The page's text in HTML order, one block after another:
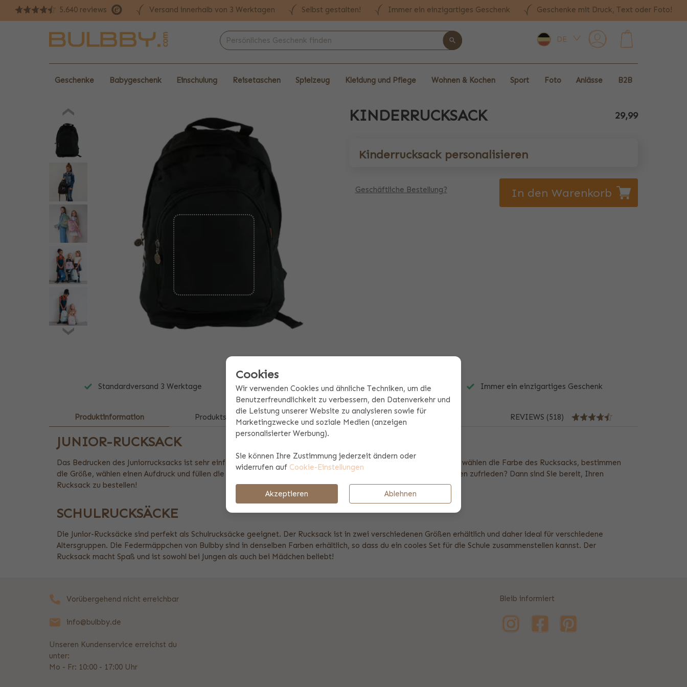
5.640 reviews Versand innerhalb von 3 Werktagen Selbst gestalten! Immer ein einzigartiges Geschenk Geschenke mit Druck, Text oder Foto!
DE
Geschenke Babygeschenk Einschulung Reisetaschen Spielzeug Kleidung und Pflege Wohnen & Kochen Sport Foto Anlässe B2B
KINDERRUCKSACK 29,99
Kinderrucksack personalisieren
Geschäftliche Bestellung? In den Warenkorb
Standardversand 3 Werktage Angebot ab 10 Stück anfordern Immer ein einzigartiges Geschenk
Produktinformation Produktspezifikationen Zahlungs- und Versandinformationen REVIEWS (518)
JUNIOR-RUCKSACK
Das Bedrucken des Juniorrucksacks ist sehr einfach. Sie gehen die Schritte im obigen Entwurfswerkzeug durch. Sie wählen die Farbe des Rucksacks, bestimmen
die Größe, wählen einen Aufdruck und füllen die Textfelder aus. Danach können Sie das Ergebnis sehen. Vollkommen zufrieden? Dann sind Sie bereit, Ihren
Rucksack zu bestellen!
SCHULRUCKSÄCKE
Die Junior-Rucksäcke sind perfekt als Schulrucksäcke geeignet. Der Rucksack ist in zwei verschiedenen Größen erhältlich und daher ideal für verschiedene
Altersgruppen. Die Federmäppchen von Bulbby sind in denselben Farben erhältlich, so dass du ein cooles Set für die Schule zusammenstellen kannst. Der
Rucksack macht Spaß und ist sowohl bei Jungen als auch bei Mädchen beliebt!
Vorübergehend nicht erreichbar
info@bulbby.de
Unseren Kundenservice erreichst du
unter:
Mo - Fr: 10:00 - 17:00 Uhr
Bleib informiert
Cookies
Wir verwenden Cookies und ähnliche Techniken, um die
Benutzerfreundlichkeit zu verbessern, den Datenverkehr und
die Leistung unserer Website zu analysieren sowie für
Marketingzwecke und soziale Medien (anzeigen
personalisierter Werbung).
Sie können Ihre Zustimmung jederzeit ändern oder
widerrufen auf Cookie-Einstellungen
Akzeptieren Ablehnen